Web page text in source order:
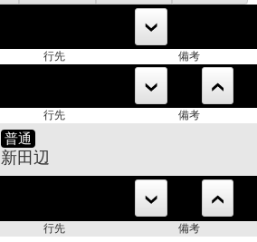
行先 備考
行先 備考
普通
新田辺
行先 備考